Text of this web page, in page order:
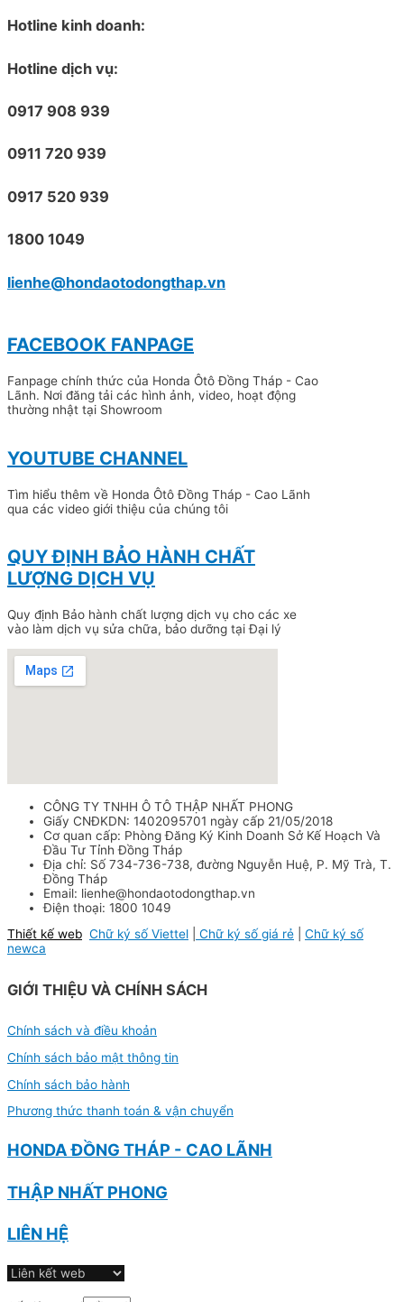
Hotline kinh doanh:
Hotline dịch vụ:
0917 908 939
0911 720 939
0917 520 939
1800 1049
lienhe@hondaotodongthap.vn
FACEBOOK FANPAGE
Fanpage chính thức của Honda Ôtô Đồng Tháp - Cao
Lãnh. Nơi đăng tải các hình ảnh, video, hoạt động
thường nhật tại Showroom
YOUTUBE CHANNEL
Tìm hiểu thêm về Honda Ôtô Đồng Tháp - Cao Lãnh
qua các video giới thiệu của chúng tôi
QUY ĐỊNH BẢO HÀNH CHẤT
LƯỢNG DỊCH VỤ
Quy định Bảo hành chất lượng dịch vụ cho các xe
vào làm dịch vụ sửa chữa, bảo dưỡng tại Đại lý
CÔNG TY TNHH Ô TÔ THẬP NHẤT PHONG
Giấy CNĐKDN: 1402095701 ngày cấp 21/05/2018
Cơ quan cấp: Phòng Đăng Ký Kinh Doanh Sở Kế Hoạch Và
Đầu Tư Tỉnh Đồng Tháp
Địa chỉ: Số 734-736-738, đường Nguyễn Huệ, P. Mỹ Trà, T.
Đồng Tháp
Email: lienhe@hondaotodongthap.vn
Điện thoại: 1800 1049
Thiết kế web Chữ ký số Viettel Chữ ký số giá rẻ
Chữ ký số
newca
GIỚI THIỆU VÀ CHÍNH SÁCH
Chính sách và điều khoản
Chính sách bảo mật thông tin
Chính sách bảo hành
Phương thức thanh toán & vận chuyển
HONDA ĐỒNG THÁP - CAO LÃNH
THẬP NHẤT PHONG
LIÊN HỆ